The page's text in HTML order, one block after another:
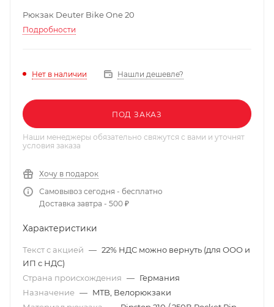
Рюкзак Deuter Bike One 20
Подробности
Нет в наличии Нашли дешевле?
ПОД ЗАКАЗ
Наши менеджеры обязательно свяжутся с вами и уточнят
условия заказа
Хочу в подарок
Самовывоз сегодня - бесплатно
Доставка завтра - 500 ₽
Характеристики
Текст с акцией — 22% НДС можно вернуть (для ООО и
ИП с НДС)
Страна происхождения — Германия
Назначение — MTB, Велорюкзаки